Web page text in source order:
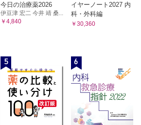
今日の治療薬2026
伊豆津 宏二 今井 靖 桑...
￥4,840
イヤーノート2027 内
科・外科編
￥30,360
5 6